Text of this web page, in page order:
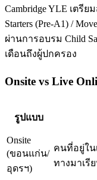
Cambridge YLE เตรี
Starters (Pre-A1) /
ผ่านการอบรม Child
เดือนถึงผู้ปกครอง
Onsite vs Live
รูปแบบ
Onsite
(ขอนแก่น/
อุดรฯ)
คนที่อยู่ใน
ทางมาเรี